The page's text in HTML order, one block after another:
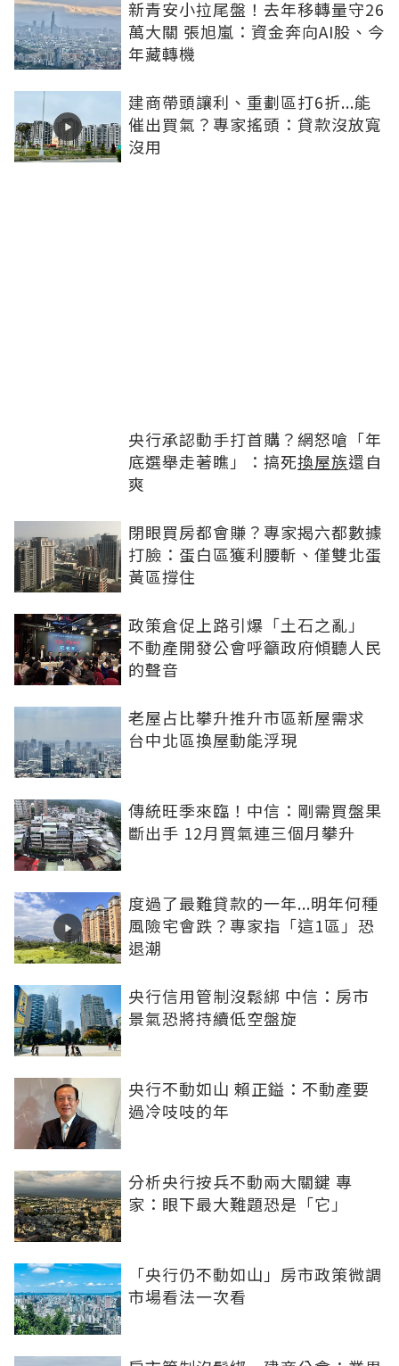
新青安小拉尾盤！去年移轉量守26
萬大關 張旭嵐：資金奔向AI股、今
年藏轉機
建商帶頭讓利、重劃區打6折...能
催出買氣？專家搖頭：貸款沒放寬
沒用
央行承認動手打首購？網怒嗆「年
底選舉走著瞧」：搞死換屋族還自
爽
閉眼買房都會賺？專家揭六都數據
打臉：蛋白區獲利腰斬、僅雙北蛋
黃區撐住
政策倉促上路引爆「土石之亂」
不動產開發公會呼籲政府傾聽人民
的聲音
老屋占比攀升推升市區新屋需求
台中北區換屋動能浮現
傳統旺季來臨！中信：剛需買盤果
斷出手 12月買氣連三個月攀升
度過了最難貸款的一年...明年何種
風險宅會跌？專家指「這1區」恐
退潮
央行信用管制沒鬆綁 中信：房市
景氣恐將持續低空盤旋
央行不動如山 賴正鎰：不動產要
過冷吱吱的年
分析央行按兵不動兩大關鍵 專
家：眼下最大難題恐是「它」
「央行仍不動如山」房市政策微調
市場看法一次看